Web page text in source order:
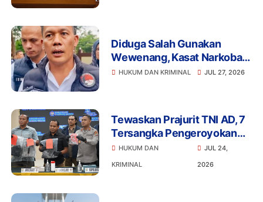
Diduga Salah Gunakan
Wewenang, Kasat Narkoba
Polres Tangsel dan 6
HUKUM DAN KRIMINAL JUL 27, 2026
Tewaskan Prajurit TNI AD, 7
Tersangka Pengeroyokan
Terancam Penjara Seumur
Hidup
HUKUM DAN
KRIMINAL
JUL 24,
2026